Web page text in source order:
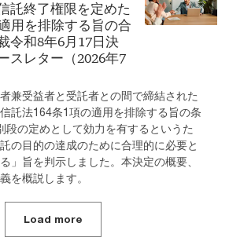
託終了権限を定めた
用を排除する旨の合
令和8年6月17日決
スレター（2026年7
兼受益者と受託者との間で締結された
託法164条1項の適用を排除する旨の条
段の定めとして効力を有するというた
の目的の達成のために合理的に必要と
」旨を判示しました。本決定の概要、
を概説します。
Load more